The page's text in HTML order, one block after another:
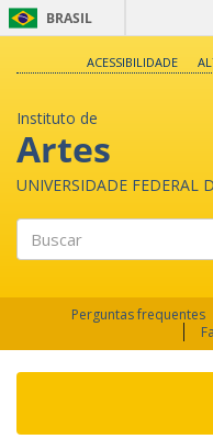
BRASIL
ACESSIBILIDADE
Instituto de
Artes
UNIVERSIDADE FEDERAL
Perguntas frequentes